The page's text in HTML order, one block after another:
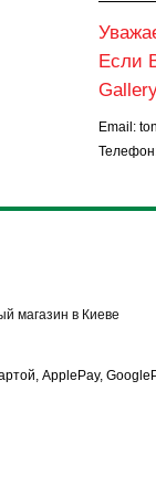
Если
Email:
магазин в Киеве